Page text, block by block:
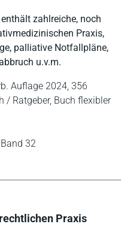
zahlreiche, noch
Praxis,
palliative Notfallpläne,
u.v.m.
Auflage 2024, 356
/ Ratgeber, Buch flexibler
Band 32
Praxis